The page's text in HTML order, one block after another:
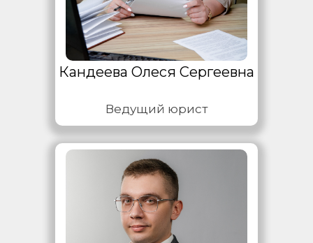
Ведущий юрист
Кандеева Олеся Сергеевна